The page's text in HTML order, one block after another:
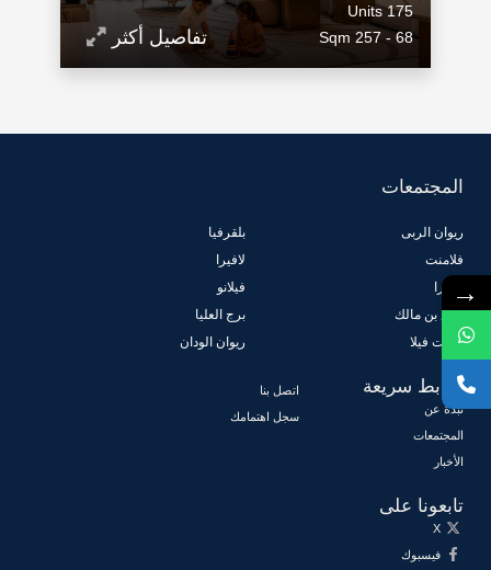
175
Units
68 - 257
Sqm تفاصيل أكثر
المجتمعات
ريوان الربى
بلقرفيا
فلامنت
لافيرا
لافيرا
فيلانو
أنس بن مالك
برج العليا
لافنت فيلا
ريوان الودان
روابط سريعة
نبذة عن
المجتمعات
الأخبار
اتصل بنا
سجل اهتمامك
تابعونا على
X
فيسبوك
→